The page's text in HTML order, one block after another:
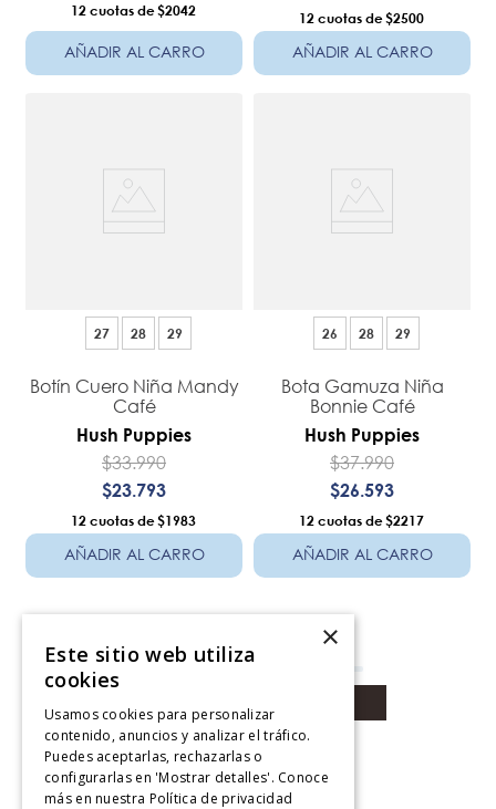
12 $2042
AÑADIR AL CARRO
12 $2500
AÑADIR AL CARRO
27 28 29
Botín Cuero Niña Mandy
Café
Hush Puppies
$33.990
$23.793
12 $1983
AÑADIR AL CARRO
26 28 29
Bota Gamuza Niña
Bonnie Café
Hush Puppies
$37.990
$26.593
12 $2217
AÑADIR AL CARRO
Mostrando 48 de 1165×
Este sitio web utiliza
cookies
Usamos cookies para personalizar
contenido, anuncios y analizar el tráfico.
Puedes aceptarlas, rechazarlas o
configurarlas en 'Mostrar detalles'. Conoce
más en nuestra Política de privacidad